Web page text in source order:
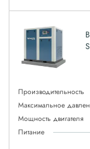
Производительность
Максимальное
Мощность двигателя
Питание